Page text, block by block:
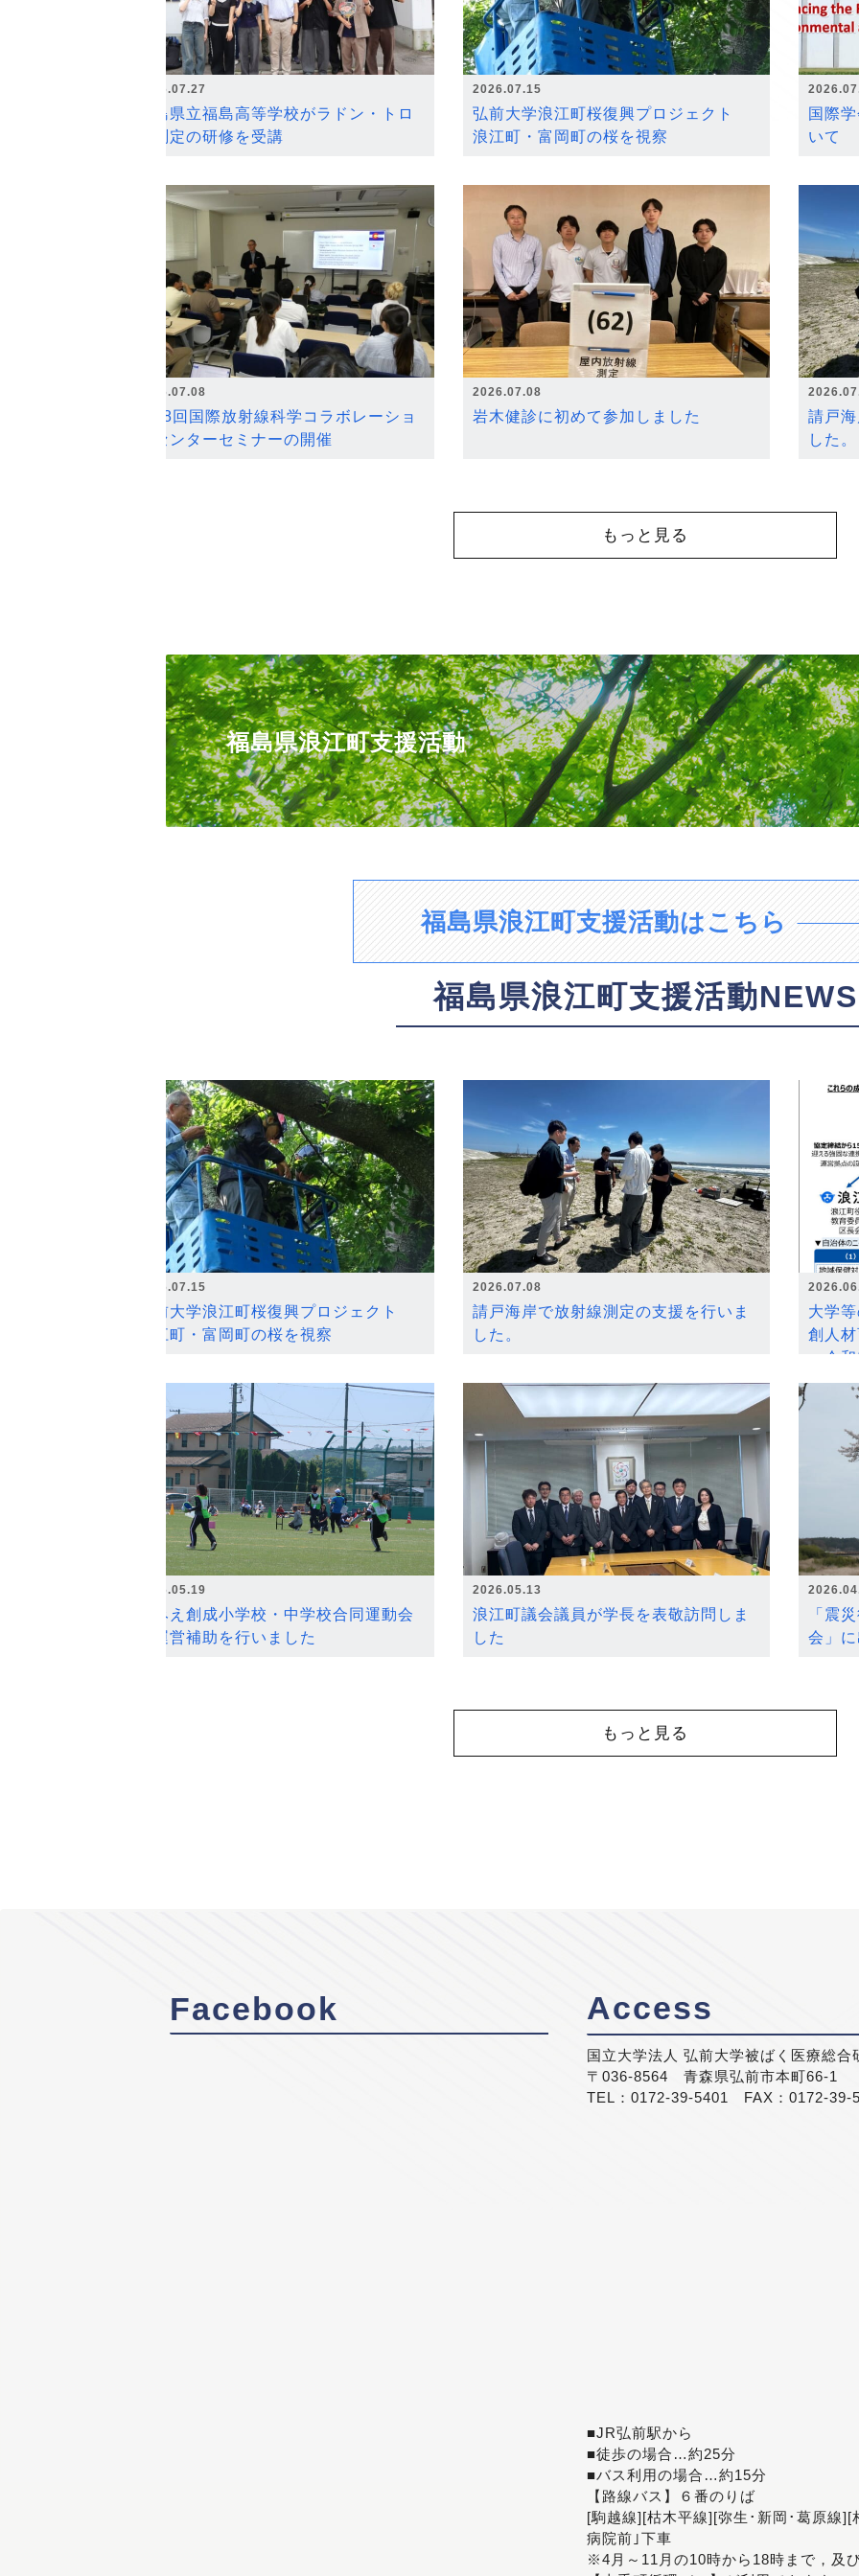
2026.07.27
福島県立福島高等学校がラドン・トロ
ン測定の研修を受講
2026.07.15
弘前大学浪江町桜復興プロジェクト
浪江町・富岡町の桜を視察
国際
いて
2026.07.08
第18回国際放射線科学コラボレーショ
ンセンターセミナーの開催
2026.07.08
岩木健診に初めて参加しました
請戸
した。
もっと見る
福島県浪江町支援活動
福島県浪江町支援活動はこちら
福島県浪江町支援活動NEWS
2026.07.15
弘前大学浪江町桜復興プロジェクト
浪江町・富岡町の桜を視察
2026.07.08
請戸海岸で放射線測定の支援を行いま
した。
大学
創人
～令
2026.05.19
なみえ創成小学校・中学校合同運動会
の運営補助を行いました
2026.05.13
浪江町議会議員が学長を表敬訪問しま
した
「震
会」
もっと見る
Facebook Access
国立大学法人 弘前大学被ばく医療総合
〒036-8564 青森県弘前市本町66-1
TEL：0172-39-5401 FAX：0172-39-
■JR弘前駅から
■徒歩の場合…約25分
■バス利用の場合…約15分
【路線バス】６番のりば
[駒越線][枯木平線][弥生･新岡･葛原線
病院前｣下車
※4月～11月の10時から18時まで，及